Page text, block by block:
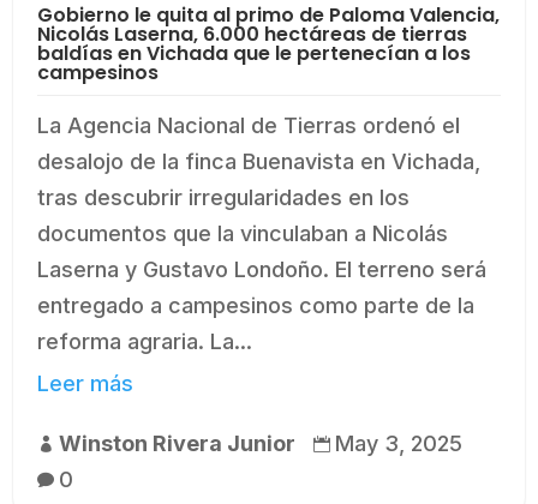
Gobierno le quita al primo de Paloma Valencia,
Nicolás Laserna, 6.000 hectáreas de tierras
baldías en Vichada que le pertenecían a los
campesinos
La Agencia Nacional de Tierras ordenó el
desalojo de la finca Buenavista en Vichada,
tras descubrir irregularidades en los
documentos que la vinculaban a Nicolás
Laserna y Gustavo Londoño. El terreno será
entregado a campesinos como parte de la
reforma agraria. La...
Leer más
 Winston Rivera Junior  May 3, 2025
 0